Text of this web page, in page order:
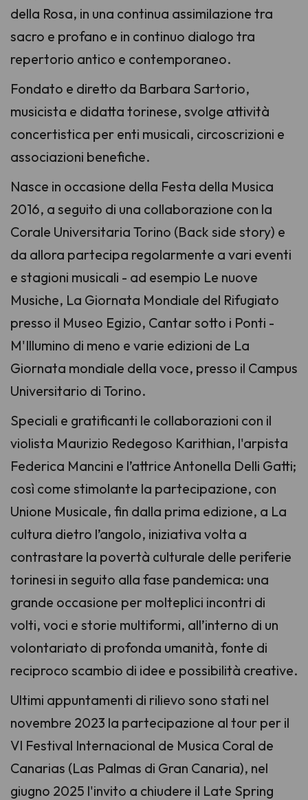
della Rosa, in una continua assimilazione tra
sacro e profano e in continuo dialogo tra
repertorio antico e contemporaneo.
Fondato e diretto da Barbara Sartorio,
musicista e didatta torinese, svolge attività
concertistica per enti musicali, circoscrizioni e
associazioni benefiche.
Nasce in occasione della Festa della Musica
2016, a seguito di una collaborazione con la
Corale Universitaria Torino (Back side story) e
da allora partecipa regolarmente a vari eventi
e stagioni musicali - ad esempio Le nuove
Musiche, La Giornata Mondiale del Rifugiato
presso il Museo Egizio, Cantar sotto i Ponti -
M'Illumino di meno e varie edizioni de La
Giornata mondiale della voce, presso il Campus
Universitario di Torino.
Speciali e gratificanti le collaborazioni con il
violista Maurizio Redegoso Karithian, l'arpista
Federica Mancini e l’attrice Antonella Delli Gatti;
così come stimolante la partecipazione, con
Unione Musicale, fin dalla prima edizione, a La
cultura dietro l’angolo, iniziativa volta a
contrastare la povertà culturale delle periferie
torinesi in seguito alla fase pandemica: una
grande occasione per molteplici incontri di
volti, voci e storie multiformi, all’interno di un
volontariato di profonda umanità, fonte di
reciproco scambio di idee e possibilità creative.
Ultimi appuntamenti di rilievo sono stati nel
novembre 2023 la partecipazione al tour per il
VI Festival Internacional de Musica Coral de
Canarias (Las Palmas di Gran Canaria), nel
giugno 2025 l'invito a chiudere il Late Spring